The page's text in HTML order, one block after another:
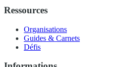
Ressources
Organisations
Guides & Carnets
Défis